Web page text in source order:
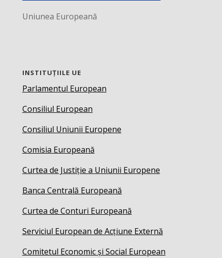
Uniunea Europeană
INSTITUȚIILE UE
Parlamentul European
Consiliul European
Consiliul Uniunii Europene
Comisia Europeană
Curtea de Justiție a Uniunii Europene
Banca Centrală Europeană
Curtea de Conturi Europeană
Serviciul European de Acțiune Externă
Comitetul Economic și Social European